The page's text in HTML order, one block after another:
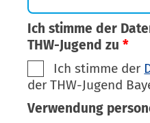
Ich stimme der
THW-Jugend zu *
Ich stimme der
der THW-Jugend
Verwendung